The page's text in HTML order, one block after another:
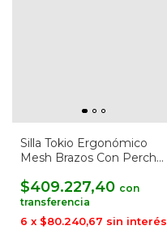
Silla Tokio Ergonómico
Mesh Brazos Con Percha
$409.227,40 con
6 x $80.240,67 sin interés